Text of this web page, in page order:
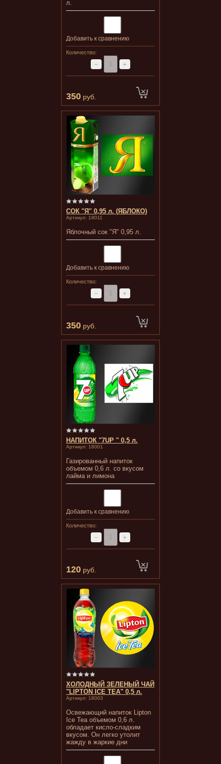
л.
Добавить к сравнению
Количество:
− +
350 руб.
СОК "Я" 0,95 л. (ЯБЛОКО)
Артикул: 18011
Яблочный сок "Я" 0,95 л.
Добавить к сравнению
Количество:
− +
350 руб.
НАПИТОК "7UP " 0,5 л.
Артикул: 18001
Газированный напиток
объемом 0,6 л. со вкусом
лайма и лимона
Добавить к сравнению
Количество:
− +
120 руб.
ХОЛОДНЫЙ ЗЕЛЕНЫЙ ЧАЙ
"LIPTON ICE TEA" 0,5 л.
Артикул: 18003
Освежающий напиток Lipton
Ice Tea объемом 0,6 л.
обладает кисло-сладким
вкусом. Он легко утолит
жажду в жаркие дни